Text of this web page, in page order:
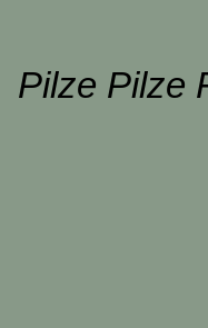
Pilze Pilze